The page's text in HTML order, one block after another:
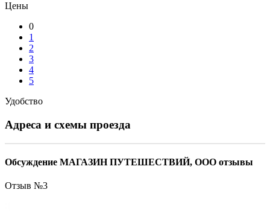
Цены
0
1
2
3
4
5
Удобство
Адреса и схемы проезда
Обсуждение МАГАЗИН ПУТЕШЕСТВИЙ, ООО отзывы
Отзыв №3